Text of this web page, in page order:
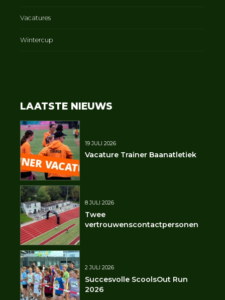
Vacatures
Wintercup
LAATSTE NIEUWS
19 JULI 2026
Vacature Trainer Baanatletiek
8 JULI 2026
Twee
vertrouwenscontactpersonen
2 JULI 2026
Succesvolle ScoolsOut Run
2026